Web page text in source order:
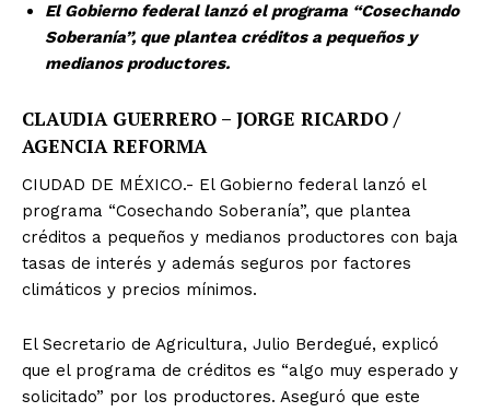
El Gobierno federal lanzó el programa “Cosechando
Soberanía”, que plantea créditos a pequeños y
medianos productores.
CLAUDIA GUERRERO – JORGE RICARDO /
AGENCIA REFORMA
CIUDAD DE MÉXICO.- El Gobierno federal lanzó el
programa “Cosechando Soberanía”, que plantea
créditos a pequeños y medianos productores con baja
tasas de interés y además seguros por factores
climáticos y precios mínimos.
El Secretario de Agricultura, Julio Berdegué, explicó
que el programa de créditos es “algo muy esperado y
solicitado” por los productores. Aseguró que este